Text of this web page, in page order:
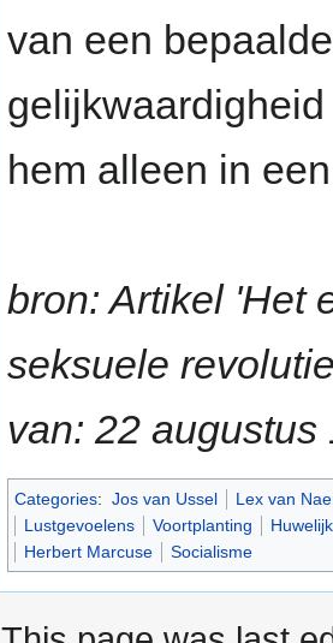
van een
hem alleen in
bron: Artikel 'Het
seksuele
van: 22 augustus
Categories: Jos van Ussel
Lex van
Lustgevoelens
Voortplanting
Huwelijk
Herbert Marcuse
Socialisme